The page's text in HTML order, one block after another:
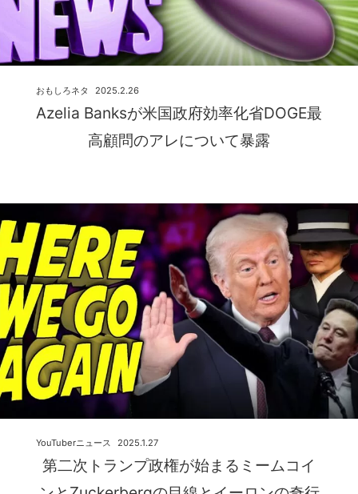
Azelia Banksが米国政府効率化省DOGE最
高顧問のアレについて暴露
2025.2.26
おもしろネタ
第二次トランプ政権が始まるミームコイ
2025.1.27
YouTuberニュース